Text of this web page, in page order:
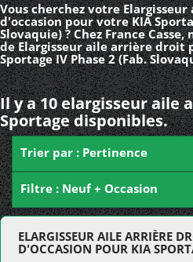
Vous cherchez votre
d'occasion pour votre KIA
Slovaquie) ? Chez France
de Elargisseur aile arrière droit
Sportage IV Phase 2 (Fab.
Il y a 10 elargisseur aile
Sportage disponibles.
Trier par : Pertinence
Filtre : Neuf + Occasion
ELARGISSEUR AILE ARRIÈRE
D'OCCASION POUR KIA